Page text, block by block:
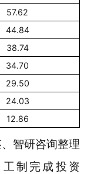
57.62
44.84
38.74
34.70
29.50
24.03
12.86
智研咨询整理
制完成投资